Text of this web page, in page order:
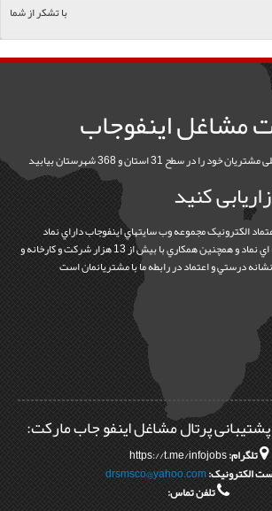
با تشکر از شما
مشاغل اینفوجاب
کنید
اعتماد الکترونيک مجموعه وب سايتهاي اينفوجاب داراي نماد
اعتماد الکترونيک از سامانه اي نماد و همچنين همکاري با بيش از 13 هزار شرکت و کارخانه و
درستي و اعتماد در رابطه ما با مشتريانمان است
پرتال مشاغل اینفو جاب مارکت:
تلگرام:https://t.me/infojobs
الکترونیک:drsmsco@yahoo.com
تلفن تماس: